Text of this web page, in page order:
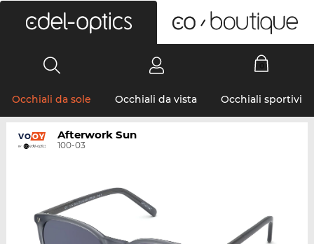
Occhiali da sole Occhiali da vista Occhiali sportivi
Afterwork Sun
100-03